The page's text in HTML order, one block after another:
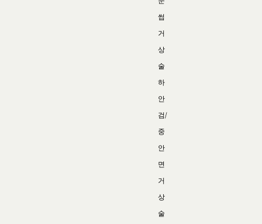
썹
거
상
술
하
안
검/
중
안
면
거
상
술